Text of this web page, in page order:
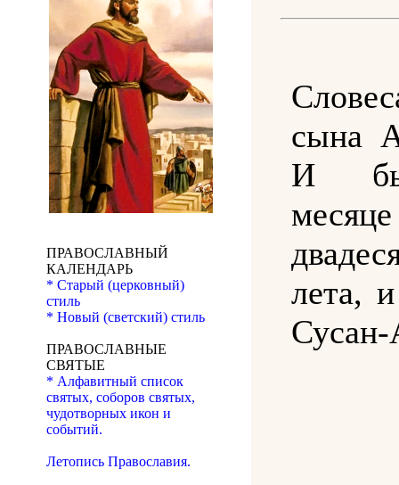
ПРАВОСЛАВНЫЙ
КАЛЕНДАРЬ
* Старый (церковный)
стиль
* Новый (светский) стиль
ПРАВОСЛАВНЫЕ
СВЯТЫЕ
* Алфавитный список
святых, соборов святых,
чудотворных икон и
событий.
Летопись Православия.
сына
И
лета,